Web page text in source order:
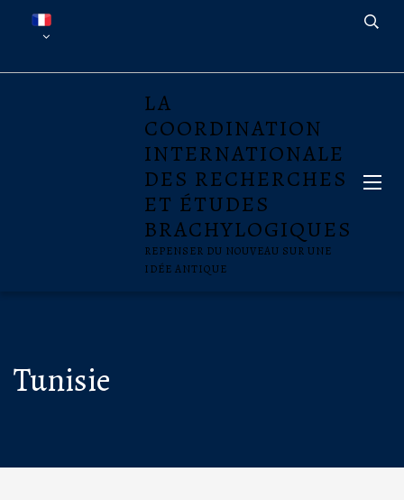
LA
COORDINATION
INTERNATIONALE
DES RECHERCHES
ET ÉTUDES
BRACHYLOGIQUES
REPENSER DU NOUVEAU SUR UNE
IDÉE ANTIQUE
Tunisie